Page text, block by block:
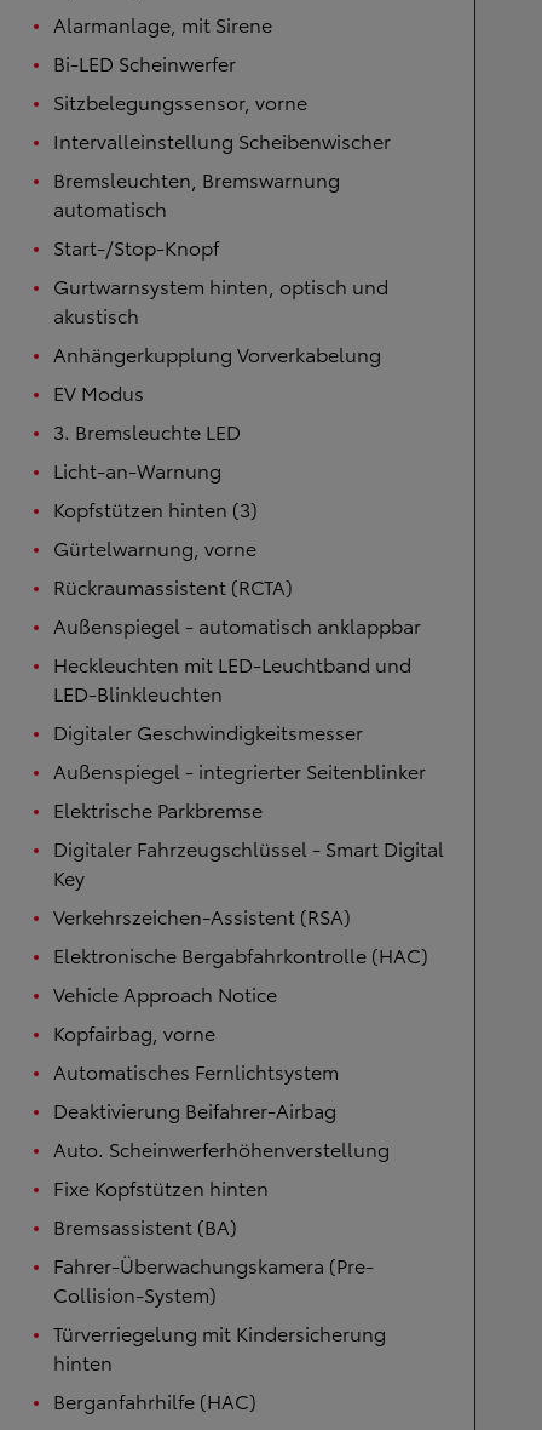
Alarmanlage, mit Sirene
Bi-LED Scheinwerfer
Sitzbelegungssensor, vorne
Intervalleinstellung Scheibenwischer
Bremsleuchten, Bremswarnung
automatisch
Start-/Stop-Knopf
Gurtwarnsystem hinten, optisch und
akustisch
Anhängerkupplung Vorverkabelung
EV Modus
3. Bremsleuchte LED
Licht-an-Warnung
Kopfstützen hinten (3)
Gürtelwarnung, vorne
Rückraumassistent (RCTA)
Außenspiegel - automatisch anklappbar
Heckleuchten mit LED-Leuchtband und
LED-Blinkleuchten
Digitaler Geschwindigkeitsmesser
Außenspiegel - integrierter Seitenblinker
Elektrische Parkbremse
Digitaler Fahrzeugschlüssel - Smart Digital
Key
Verkehrszeichen-Assistent (RSA)
Elektronische Bergabfahrkontrolle (HAC)
Vehicle Approach Notice
Kopfairbag, vorne
Automatisches Fernlichtsystem
Deaktivierung Beifahrer-Airbag
Auto. Scheinwerferhöhenverstellung
Fixe Kopfstützen hinten
Bremsassistent (BA)
Fahrer-Überwachungskamera (Pre-
Collision-System)
Türverriegelung mit Kindersicherung
hinten
Berganfahrhilfe (HAC)